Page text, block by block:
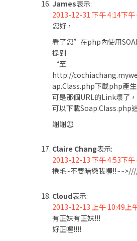
James表示:
2013-12-31 下午 4:14下午
您好，
看了您”在php內使用
提到
“至
http://
ap.Class.php下載php產
可是那個URL的Link壞了
可以下載Soap.Class.php
謝謝您.
Claire Chang表示:
2013-12-13 下午 4:53下午
捲毛~不要暗戀我喔
Cloud表示:
2013-12-13 上午 10:49上
有正妹有正妹!!!
好正喔!!!!